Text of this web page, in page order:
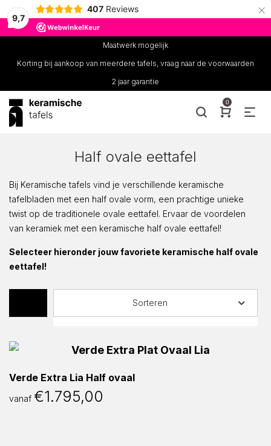
9,7
407 Reviews ×
Maatwerk mogelijk
Korting bij aankoop van meerdere tafels, vraag naar de voorwaarden
2 jaar garantie
0
Half ovale eettafel
Bij Keramische tafels vind je verschillende keramische
tafelbladen met een half ovale vorm, een prachtige unieke
twist op de traditionele ovale eettafel. Ervaar de voordelen
van keramiek met een keramische half ovale eettafel!
Selecteer hieronder jouw favoriete keramische half ovale
eettafel!
Sorteren
Verde Extra Lia Half ovaal
vanaf €1.795,00